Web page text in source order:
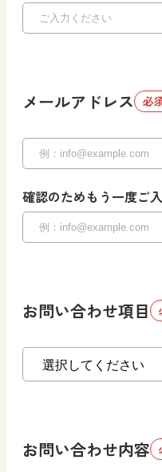
メールアドレス 必
確認のためもう一度ご
お問い合わせ項目
お問い合わせ内容